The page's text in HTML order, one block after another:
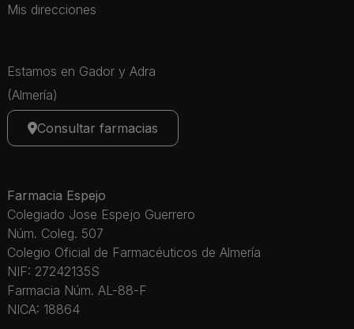
Mis direcciones
Estamos en Gador y Adra
(Almería)
Consultar farmacias
Farmacia Espejo
Colegiado Jose Espejo Guerrero
Núm. Coleg. 507
Colegio Oficial de Farmacéuticos de Almería
NIF: 27242135S
Farmacia Núm. AL-88-F
NICA: 18864